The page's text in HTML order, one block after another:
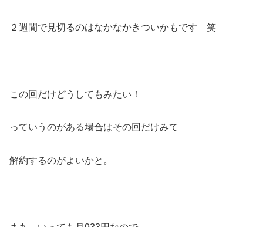
２週間で見切るのはなかなかきついかもです 笑
この回だけどうしてもみたい！
っていうのがある場合はその回だけみて
解約するのがよいかと。